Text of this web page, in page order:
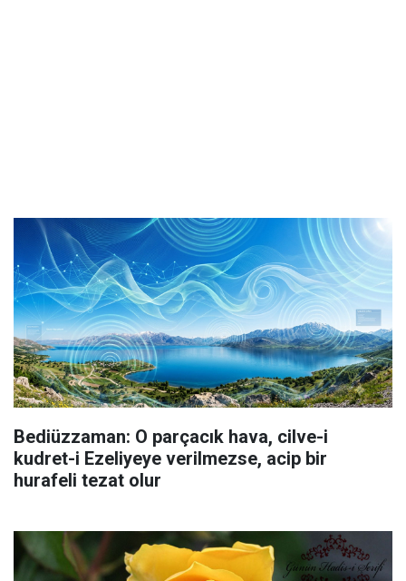
Bediüzzaman: O parçacık hava, cilve-i
kudret-i Ezeliyeye verilmezse, acip bir
hurafeli tezat olur